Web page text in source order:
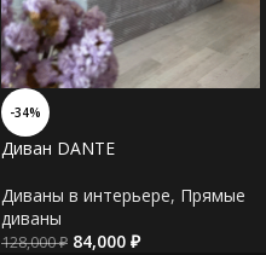
-34%
Диван DANTE
Диваны в интерьере, Прямые
диваны
128,000₽ 84,000 ₽